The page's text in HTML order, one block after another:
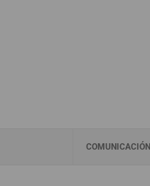
COMUNICACIÓN